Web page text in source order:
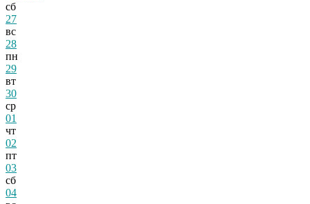
сб
27
вс
28
пн
29
вт
30
ср
01
чт
02
пт
03
сб
04